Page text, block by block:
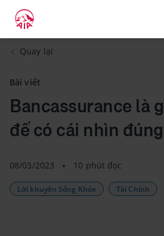
Quay lại
Bài viết
Bancassurance là
để có cái nhìn
08/03/2023 10 phút đọc
Lời khuyên Sống Khỏe Tài Chính